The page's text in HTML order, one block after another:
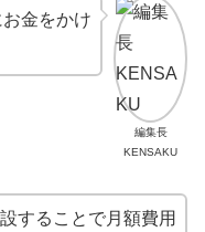
編集長
KENSAKU
金をかけ
することで月額費用